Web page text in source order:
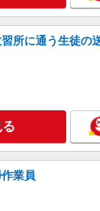
【袋井】人気な軽
時給)×8(実働時
【勤務地】静岡県袋井市同
】 袋井市立浅羽南
所に通う生徒の
業員